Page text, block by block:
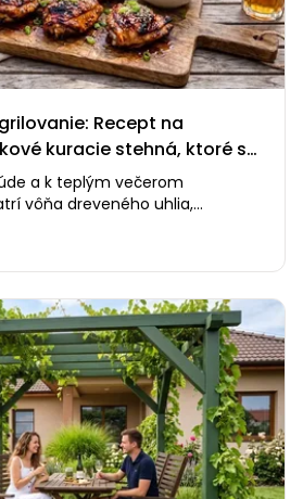
Recept na
kuracie stehná, ktoré si
a k teplým večerom
vôňa dreveného uhlia,
s priateľmi…